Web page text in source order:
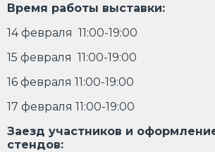
Время работы выставки:
14 февраля 11:00-19:00
15 февраля 11:00-19:00
16 февраля 11:00-19:00
17 февраля 11:00-19:00
Заезд участников и
стендов: